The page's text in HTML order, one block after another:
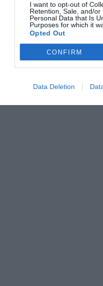
I want to opt-out of
Retention, Sale, and/or
Personal Data that Is
Purposes for which it
Opted Out
CONFIRM
Data Deletion